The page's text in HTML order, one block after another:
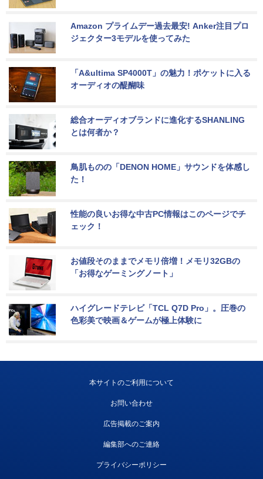
Amazon プライムデー過去最安! Anker注目プロ
ジェクター3モデルを使ってみた
「A&ultima SP4000T」の魅力！ポケットに入る
オーディオの醍醐味
総合オーディオブランドに進化するSHANLING
とは何者か？
鳥肌ものの「DENON HOME」サウンドを体感し
た！
性能の良いお得な中古PC情報はこのページでチ
ェック！
お値段そのままでメモリ倍増！メモリ32GBの
「お得なゲーミングノート」
ハイグレードテレビ「TCL Q7D Pro」。圧巻の
色彩美で映画＆ゲームが極上体験に
本サイトのご利用について
お問い合わせ
広告掲載のご案内
編集部へのご連絡
プライバシーポリシー